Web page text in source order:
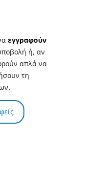
εγγραφούν
ή, αν
απλά να
τη